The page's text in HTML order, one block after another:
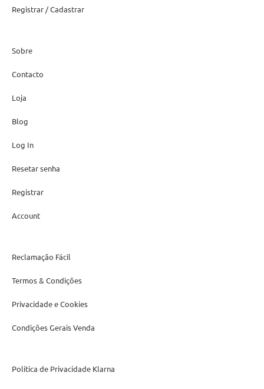
Registrar / Cadastrar
Sobre
Contacto
Loja
Blog
Log In
Resetar senha
Registrar
Account
Reclamação Fácil
Termos & Condições
Privacidade e Cookies
Condições Gerais Venda
Política de Privacidade Klarna